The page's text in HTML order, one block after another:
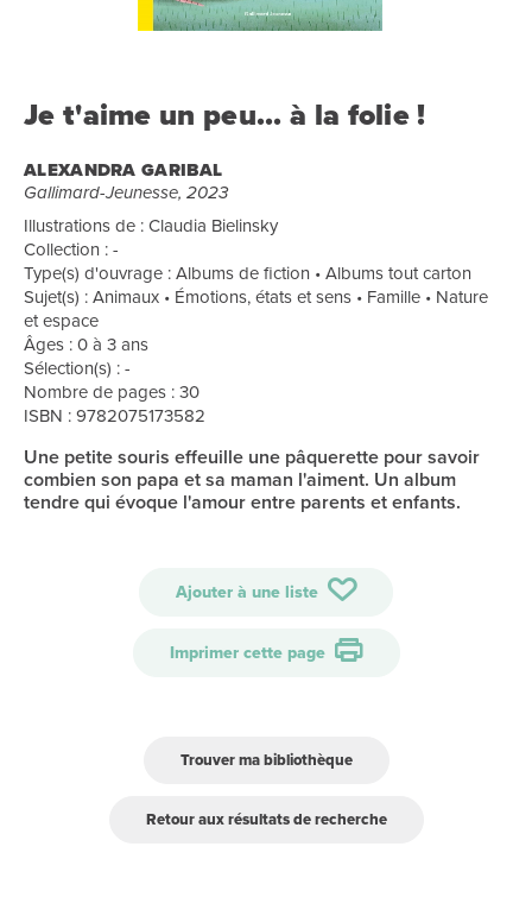
Je t'aime un peu... à la folie !
ALEXANDRA GARIBAL
Gallimard-Jeunesse, 2023
Illustrations de : Claudia Bielinsky
Collection : -
Type(s) d'ouvrage : Albums de fiction • Albums tout carton
Sujet(s) : Animaux • Émotions, états et sens • Famille • Nature
et espace
Âges : 0 à 3 ans
Sélection(s) : -
Nombre de pages : 30
ISBN : 9782075173582
Une petite souris effeuille une pâquerette pour savoir
combien son papa et sa maman l'aiment. Un album
tendre qui évoque l'amour entre parents et enfants.
Ajouter à une liste
Imprimer cette page
Trouver ma bibliothèque
Retour aux résultats de recherche